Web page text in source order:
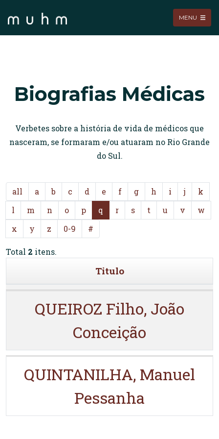
MENU
Biografias Médicas
Verbetes sobre a história de vida de médicos que
nasceram, se formaram e/ou atuaram no Rio Grande
do Sul.
all a b c d e f g h i j
k
l
m n o p q r s t u v
w
x
y z 0-9 #
Total 2 itens.
Titulo
QUEIROZ Filho, João
Conceição
QUINTANILHA, Manuel
Pessanha